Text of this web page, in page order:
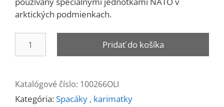
arktických podmienkach.
Spacák
ZELENÝ
Pridať do košíka
Katalógové číslo: 100266OLI
Kategória:Spacáky , karimatky